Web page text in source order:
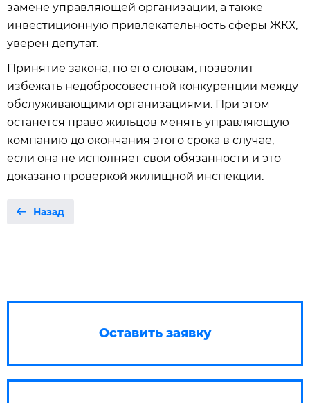
замене управляющей организации, а также
инвестиционную привлекательность сферы ЖКХ,
уверен депутат.
Принятие закона, по его словам, позволит
избежать недобросовестной конкуренции между
обслуживающими организациями. При этом
останется право жильцов менять управляющую
компанию до окончания этого срока в случае,
если она не исполняет свои обязанности и это
доказано проверкой жилищной инспекции.
Назад
Оставить заявку